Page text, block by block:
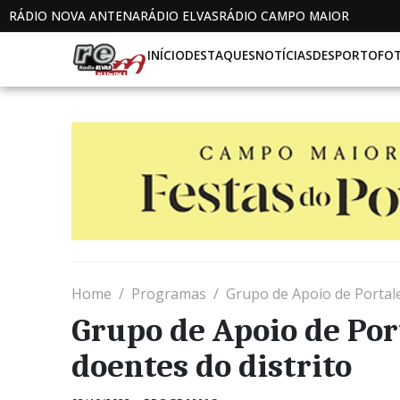
RÁDIO NOVA ANTENARÁDIO ELVASRÁDIO CAMPO MAIOR
INÍCIODESTAQUESNOTÍCIASDESPORTO
Home Programas Grupo de Apoio de
Grupo de Apoio de
doentes do distrito